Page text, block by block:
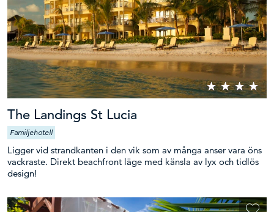
The Landings St Lucia
Familjehotell
Ligger vid strandkanten i den vik som av många anser vara öns
vackraste. Direkt beachfront läge med känsla av lyx och tidlös
design!